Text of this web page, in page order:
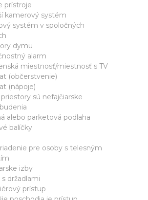
prístroje
kamerový systém
systém v spoločných
dymu
alarm
miestnosť/miestnosť s TV
(občerstvenie)
(nápoje)
sú nefajčiarske
alebo parketová podlaha
balíčky
pre osoby s telesným
izby
s držadlami
prístup